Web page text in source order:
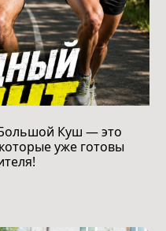
Куш — это
уже готовы